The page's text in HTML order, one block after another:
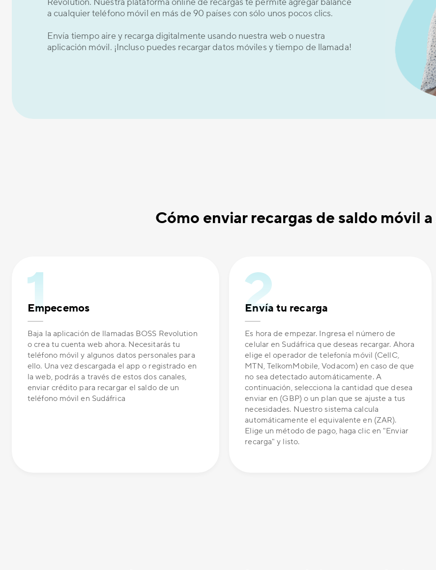
a cualquier teléfono móvil en más de 90 países con sólo unos pocos clics.
Envía tiempo aire y recarga digitalmente usando nuestra web o nuestra
aplicación móvil. ¡Incluso puedes recargar datos móviles y tiempo de llamada!
Cómo enviar recargas de saldo móvil
Empecemos
Baja la aplicación de llamadas BOSS Revolution
o crea tu cuenta web ahora. Necesitarás tu
teléfono móvil y algunos datos personales para
ello. Una vez descargada el app o registrado en
la web, podrás a través de estos dos canales,
enviar crédito para recargar el saldo de un
teléfono móvil en Sudáfrica
Envía tu recarga
Es hora de empezar. Ingresa el número de
celular en Sudáfrica que deseas recargar. Ahora
elige el operador de telefonía móvil (CellC,
MTN, TelkomMobile, Vodacom) en caso de que
no sea detectado automáticamente. A
continuación, selecciona la cantidad que desea
enviar en (GBP) o un plan que se ajuste a tus
necesidades. Nuestro sistema calcula
automáticamente el equivalente en (ZAR).
Elige un método de pago, haga clic en "Enviar
recarga" y listo.